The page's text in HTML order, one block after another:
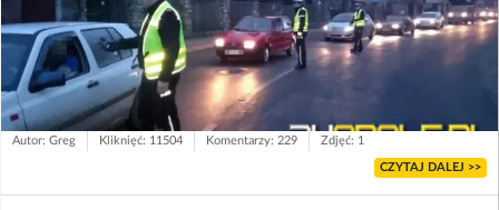
Autor: Greg Kliknięć: 11504 Komentarzy: 229 Zdjęć: 1
CZYTAJ DALEJ >>